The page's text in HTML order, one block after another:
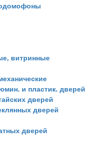
витринные
и пластик. дверей
дверей
дверей
дверей